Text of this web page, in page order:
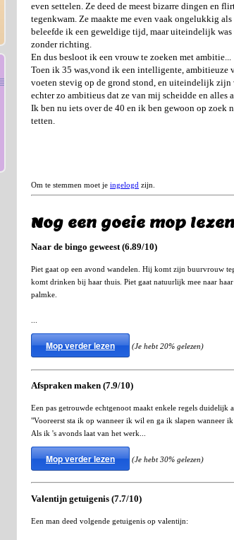
even settelen. Ze deed de meest bizarre dingen en
tegenkwam. Ze maakte me even vaak ongelukkig
beleefde ik een geweldige tijd, maar uiteindelijk was
zonder richting.
En dus besloot ik een vrouw te zoeken met ambitie...
Toen ik 35 was,vond ik een intelligente, ambitieuze
voeten stevig op de grond stond, en uiteindelijk zijn
echter zo ambitieus dat ze van mij scheidde en alles
Ik ben nu iets over de 40 en ik ben gewoon op zoek
tetten.
Om te stemmen moet je ingelogd zijn.
Nog een goeie mop
Naar de bingo geweest (6.89/10)
Piet gaat op een avond wandelen. Hij komt zijn buurvrouw
komt drinken bij haar thuis. Piet gaat natuurlijk mee naar
palmke.
Mop verder lezen (Je hebt 20% gelezen)
Afspraken maken (7.9/10)
Een pas getrouwde echtgenoot maakt enkele regels duidelijk
"Vooreerst sta ik op wanneer ik wil en ga ik slapen wanneer ik
Als ik 's avonds laat van het werk...
Mop verder lezen (Je hebt 30% gelezen)
Valentijn getuigenis (7.7/10)
Een man deed volgende getuigenis op valentijn: